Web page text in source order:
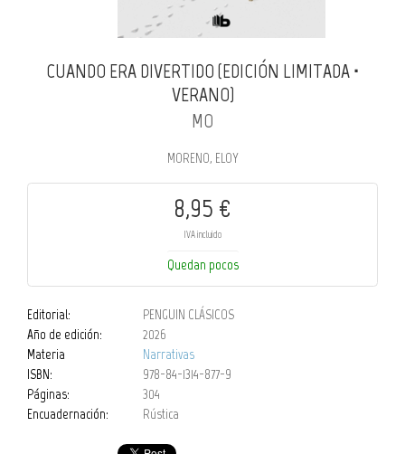
CUANDO ERA DIVERTIDO (EDICIÓN LIMITADA ·
VERANO)
MO
MORENO, ELOY
8,95 €
IVA incluido
Quedan pocos
Editorial:
PENGUIN CLÁSICOS
Año de edición:
2026
Materia
Narrativas
ISBN:
978-84-1314-877-9
Páginas:
304
Encuadernación:
Rústica